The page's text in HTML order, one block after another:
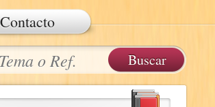
Contacto